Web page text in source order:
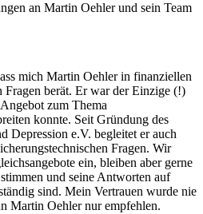
an Martin Oehler und sein Team
mich Martin Oehler in finanziellen
Fragen berät. Er war der Einzige (!)
zum Thema
konnte. Seit Gründung des
Depression e.V. begleitet er auch
Fragen. Wir
ein, bleiben aber gerne
und seine Antworten auf
sind. Mein Vertrauen wurde nie
Martin Oehler nur empfehlen.